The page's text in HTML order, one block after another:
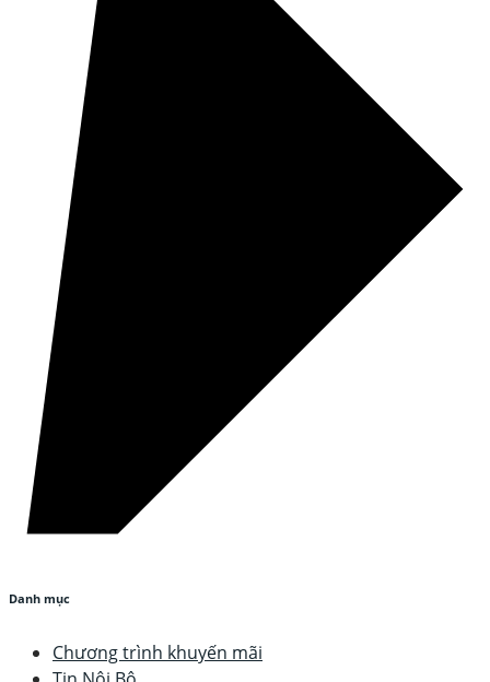
Danh mục
Chương trình khuyến mãi